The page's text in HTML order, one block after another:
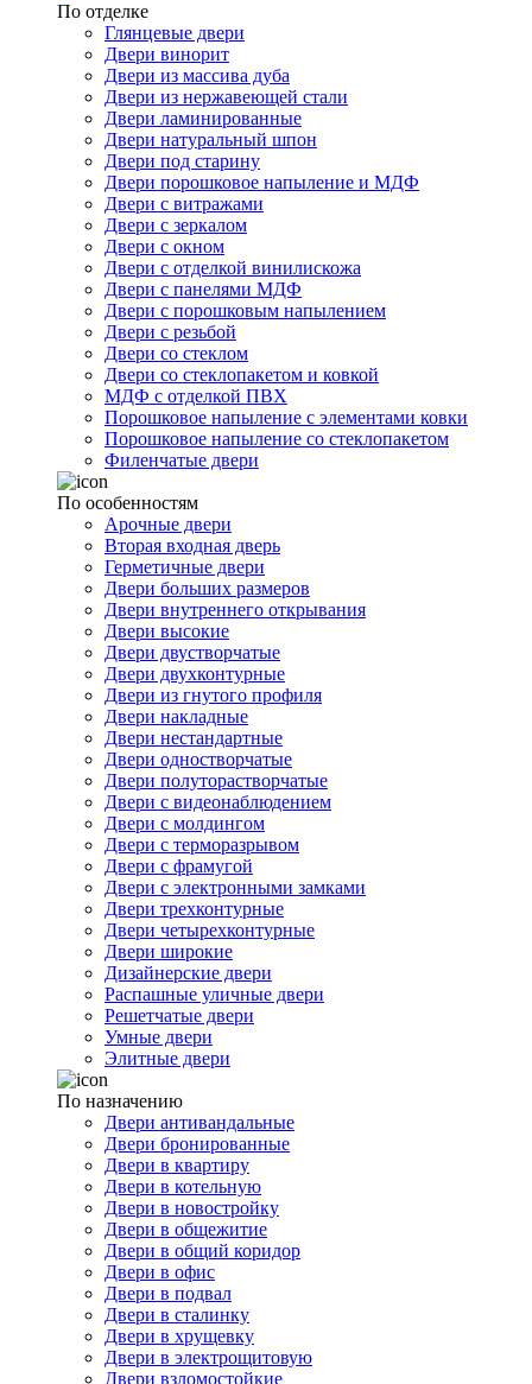
По отделке
Глянцевые двери
Двери винорит
Двери из массива дуба
Двери из нержавеющей стали
Двери ламинированные
Двери натуральный шпон
Двери под старину
Двери порошковое напыление и МДФ
Двери с витражами
Двери с зеркалом
Двери с окном
Двери с отделкой винилискожа
Двери с панелями МДФ
Двери с порошковым напылением
Двери с резьбой
Двери со стеклом
Двери со стеклопакетом и ковкой
МДФ с отделкой ПВХ
Порошковое напыление с элементами ковки
Порошковое напыление со стеклопакетом
Филенчатые двери
По особенностям
Арочные двери
Вторая входная дверь
Герметичные двери
Двери больших размеров
Двери внутреннего открывания
Двери высокие
Двери двустворчатые
Двери двухконтурные
Двери из гнутого профиля
Двери накладные
Двери нестандартные
Двери одностворчатые
Двери полуторастворчатые
Двери с видеонаблюдением
Двери с молдингом
Двери с терморазрывом
Двери с фрамугой
Двери с электронными замками
Двери трехконтурные
Двери четырехконтурные
Двери широкие
Дизайнерские двери
Распашные уличные двери
Решетчатые двери
Умные двери
Элитные двери
По назначению
Двери антивандальные
Двери бронированные
Двери в квартиру
Двери в котельную
Двери в новостройку
Двери в общежитие
Двери в общий коридор
Двери в офис
Двери в подвал
Двери в сталинку
Двери в хрущевку
Двери в электрощитовую
Двери взломостойкие